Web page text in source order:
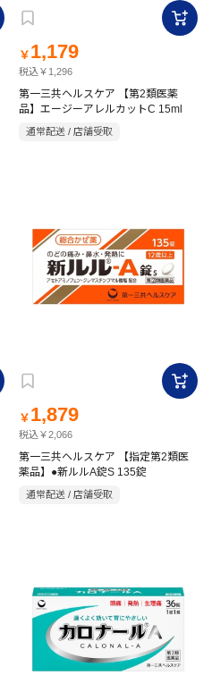
￥ 1,179
税込￥1,296
第一三共ヘルスケア 【第2類医薬
品】エージーアレルカットC 15ml
通常配送 / 店舗受取
￥ 1,879
税込￥2,066
第一三共ヘルスケア 【指定第2類医
薬品】●新ルルA錠S 135錠
通常配送 / 店舗受取